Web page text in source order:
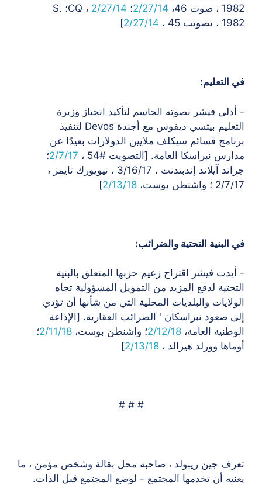
1982 ،
صوت 46، 2/27/14؛ CQ ، 2/27/14
؛ S.
1982 ، تصويت 45 ،
2/27/14
]
في التعليم:
- أدلى فيشر بصوته الحاسم لتأكيد انحياز وزيرة
التعليم بيتسي ديفوس
مع أجندة Devos لتنفيذ
برنامج قسائم سيكلف ملايين الدولارات بعيدًا عن
مدارس نبراسكا العامة. [التصويت #54 ،
2/7/17؛
جراند آيلاند إندبندنت ،
3/16/17 ، نيويورك تايمز ،
2/7/17 ؛ واشنطن بوست،
2/13/18
]
في البنية التحتية والضرائب:
- أيدت فيشر اقتراح زعيم حزبها المتعلق بالبنية
التحتية لدفع المزيد من التمويل المسؤولية تجاه
الولايات والبلديات المحلية التي من شأنها أن تؤدي
إلى صعود نبراسكان ' الضرائب العقارية. [الإذاعة
الوطنية العامة، 2/12/18؛ واشنطن بوست، 2/11/18؛
أوماها وورلد هيرالد ، 2/13/18
]
# # #
تعرف جين ريبولد ، صاحبة محل بقالة وشخص مؤمن ، ما
يعنيه أن تخدمها المجتمع - لوضع المجتمع قبل الذات.